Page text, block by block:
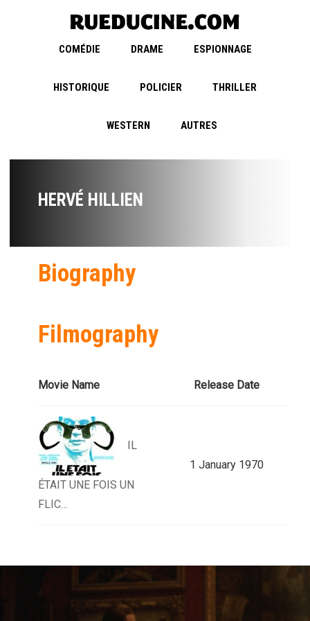
COMÉDIE DRAME ESPIONNAGE
HISTORIQUE POLICIER THRILLER
WESTERN AUTRES
HERVÉ HILLIEN
Biography
Filmography
Movie Name Release Date
IL
ÉTAIT UNE FOIS UN
FLIC…
1 January 1970